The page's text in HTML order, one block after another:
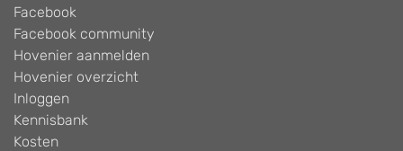
Facebook
Facebook community
Hovenier aanmelden
Hovenier overzicht
Inloggen
Kennisbank
Kosten